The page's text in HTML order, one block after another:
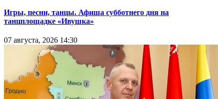
Игры, песни, танцы. Афиша субботнего дня на
танцплощадке «Ивушка»
07 августа, 2026 14:30